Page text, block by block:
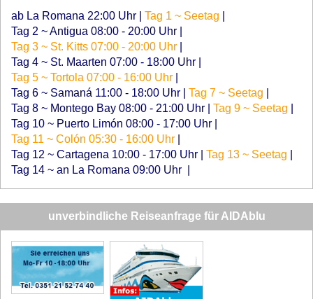
ab La Romana 22:00 Uhr Tag 1 ~ Seetag
Tag 2 ~ Antigua 08:00 - 20:00 Uhr
Tag 3 ~ St. Kitts 07:00 - 20:00 Uhr
Tag 4 ~ St. Maarten 07:00 - 18:00 Uhr
Tag 5 ~ Tortola 07:00 - 16:00 Uhr
Tag 6 ~ Samaná 11:00 - 18:00 Uhr
Tag 7 ~ Seetag
Tag 8 ~ Montego Bay 08:00 - 21:00 Uhr
Tag 9 ~ Seetag
Tag 10 ~ Puerto Limón 08:00 - 17:00 Uhr
Tag 11 ~ Colón 05:30 - 16:00 Uhr
Tag 12 ~ Cartagena 10:00 - 17:00 Uhr
Tag 13 ~ Seetag
Tag 14 ~ an La Romana 09:00 Uhr
unverbindliche Reiseanfrage für AIDAblu